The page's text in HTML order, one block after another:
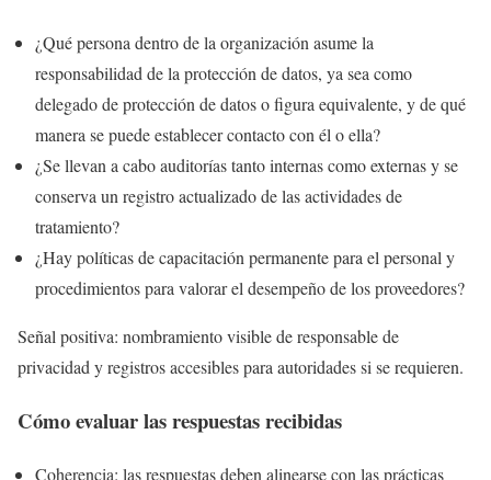
¿Qué persona dentro de la organización asume la
responsabilidad de la protección de datos, ya sea como
delegado de protección de datos o figura equivalente, y de qué
manera se puede establecer contacto con él o ella?
¿Se llevan a cabo auditorías tanto internas como externas y se
conserva un registro actualizado de las actividades de
tratamiento?
¿Hay políticas de capacitación permanente para el personal y
procedimientos para valorar el desempeño de los proveedores?
Señal positiva: nombramiento visible de responsable de
privacidad y registros accesibles para autoridades si se requieren.
Cómo evaluar las respuestas recibidas
Coherencia: las respuestas deben alinearse con las prácticas